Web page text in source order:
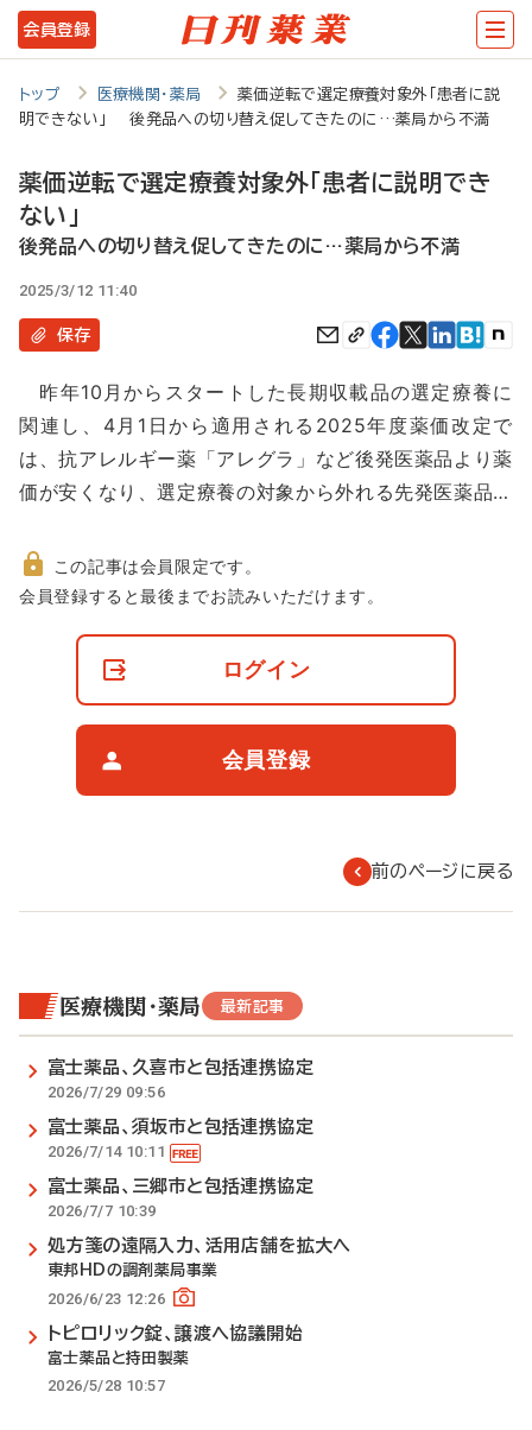
メ
イ
ン
テ
ン
ツ
に
会員登録
トップ 医療機関・薬局
薬価逆転で選定療養対象外「患者に説
明できない」 後発品への切り替え促してきたのに…薬局から不満
薬価逆転で選定療養対象外「患者に説明でき
ない」
後発品への切り替え促してきたのに…薬局から不満
2025/3/12 11:40
保存
昨年10月からスタートした長期収載品の選定療養に
関連し、4月1日から適用される2025年度薬価改定で
は、抗アレルギー薬「アレグラ」など後発医薬品より薬
価が安くなり、選定療養の対象から外れる先発医薬品…
非
この記事は会員限定です。
会員登録すると最後までお読みいただけます。
ログイン
会員登録
前のページに戻る
医療機関・薬局 最新記事
富士薬品、久喜市と包括連携協定
2026/7/29 09:56
富士薬品、須坂市と包括連携協定
2026/7/14 10:11
富士薬品、三郷市と包括連携協定
2026/7/7 10:39
処方箋の遠隔入力、活用店舗を拡大へ
東邦HDの調剤薬局事業
2026/6/23 12:26
トピロリック錠、譲渡へ協議開始
富士薬品と持田製薬
2026/5/28 10:57